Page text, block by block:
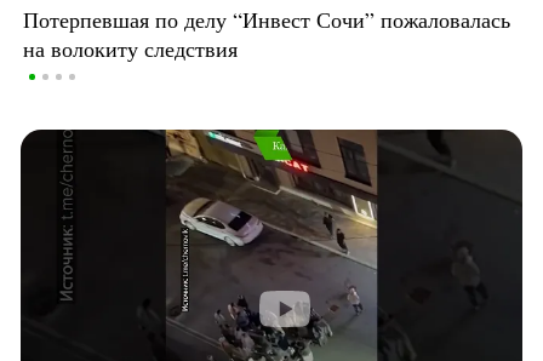
Потерпевшая по делу “Инвест Сочи” пожаловалась
на волокиту следствия